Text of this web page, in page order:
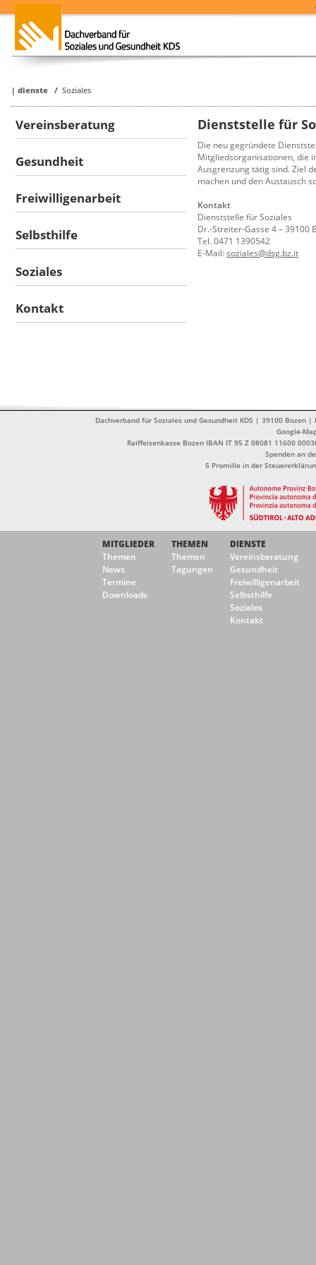
| dienste / Soziales
Vereinsberatung
Gesundheit
Freiwilligenarbeit
Selbsthilfe
Soziales
Kontakt
Dienststelle für
Die neu gegründete
Mitgliedsorganisationen, die
Ausgrenzung tätig sind. Ziel
machen und den Austausch
Kontakt
Dienststelle für Soziales
Dr.-Streiter-Gasse 4 – 39100
Tel. 0471 1390542
E-Mail:soziales@dsg.bz.it
Dachverband für Soziales und Gesundheit KDS | 39100
Google-
Raiffeisenkasse Bozen IBAN IT 95 Z 08081 11600
Spenden an
5 Promille in der
MITGLIEDER
Themen
News
Termine
Downloads
THEMEN
Themen
Tagungen
DIENSTE
Vereinsberatung
Gesundheit
Freiwilligenarbeit
Selbsthilfe
Soziales
Kontakt